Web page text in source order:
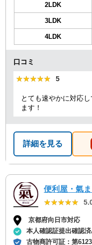
2LDK
3LDK
4LDK
口コミ
★★★★★
★★★★★ 5
とても速やかに対応
ます！
詳細を見る
★★★★★
★★★★★
京都府向日市対応
本人確認証提出確認
古物商許可証：第